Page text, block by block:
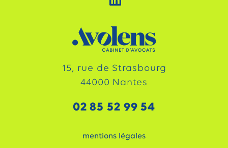
15, rue de Strasbourg
44000 Nantes
02 85 52 99 54
mentions légales